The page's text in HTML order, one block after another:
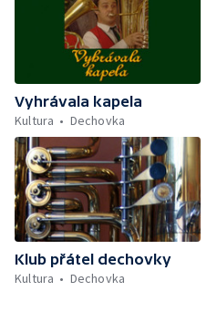
Vyhrávala kapela
Kultura
Dechovka
Klub přátel dechovky
Kultura
Dechovka